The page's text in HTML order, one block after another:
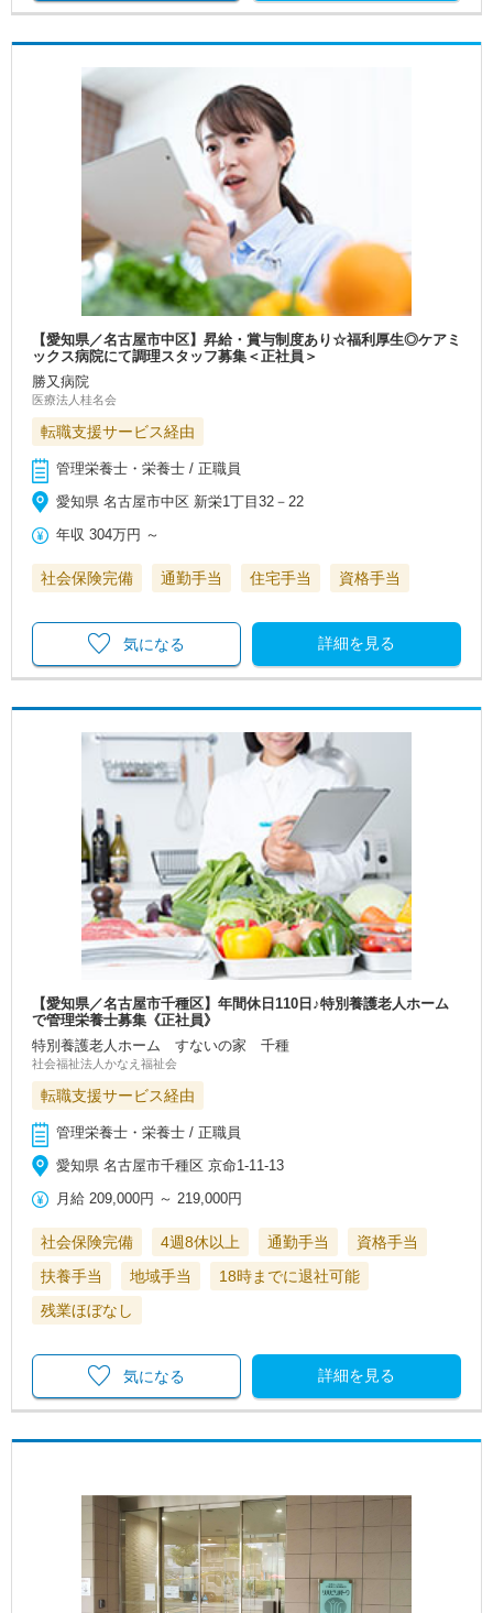
【愛知県／名古屋市中区】昇給・賞与制度あり☆福利厚生◎ケアミ
ックス病院にて調理スタッフ募集＜正社員＞
勝又病院
医療法人桂名会
転職支援サービス経由
管理栄養士・栄養士 / 正職員
愛知県 名古屋市中区 新栄1丁目32－22
年収 304万円 ～
社会保険完備 通勤手当 住宅手当 資格手当
詳細を見る
気になる
【愛知県／名古屋市千種区】年間休日110日♪特別養護老人ホーム
で管理栄養士募集《正社員》
特別養護老人ホーム すないの家 千種
社会福祉法人かなえ福祉会
転職支援サービス経由
管理栄養士・栄養士 / 正職員
愛知県 名古屋市千種区 京命1-11-13
月給 209,000円 ～ 219,000円
社会保険完備 4週8休以上 通勤手当
資格手当
扶養手当
地域手当
18時までに退社可能
残業ほぼなし
詳細を見る
気になる